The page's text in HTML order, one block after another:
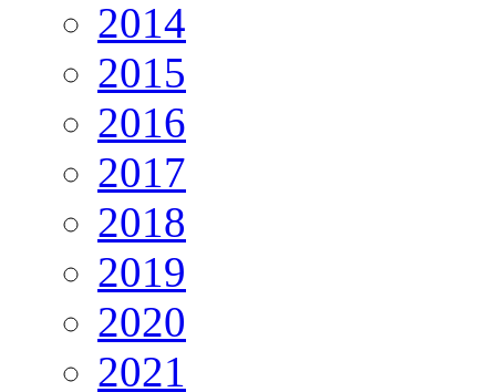
2014
2015
2016
2017
2018
2019
2020
2021